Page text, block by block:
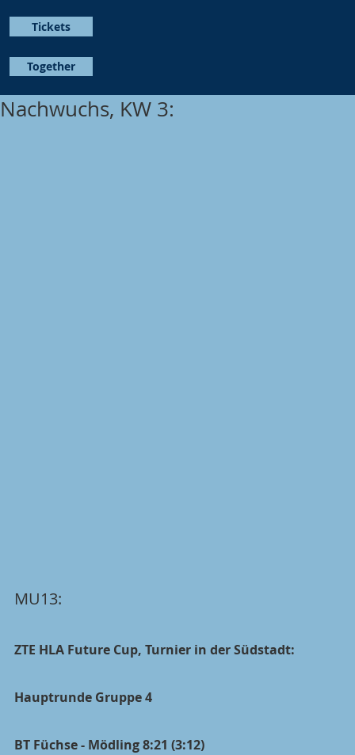
Together
Tickets
Nachwuchs, KW 3:
MU13:
ZTE HLA Future Cup, Turnier in der Südstadt:
Hauptrunde Gruppe 4
BT Füchse - Mödling 8:21 (3:12)